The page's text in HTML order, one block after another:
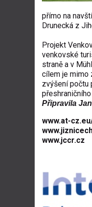
přímo na
Drunecká z
Projekt
venkovské
straně a v
cílem je mimo
zvýšení počtu
Připravila
www.at-
www.jccr.cz